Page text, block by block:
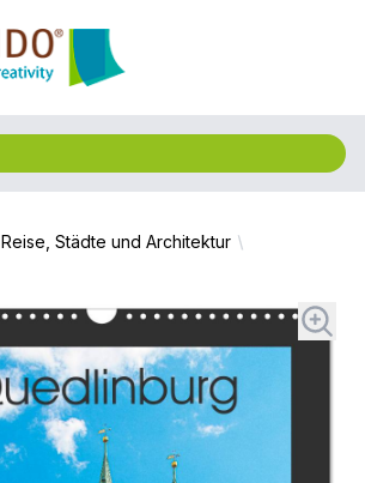
Reise, Städte und Architektur